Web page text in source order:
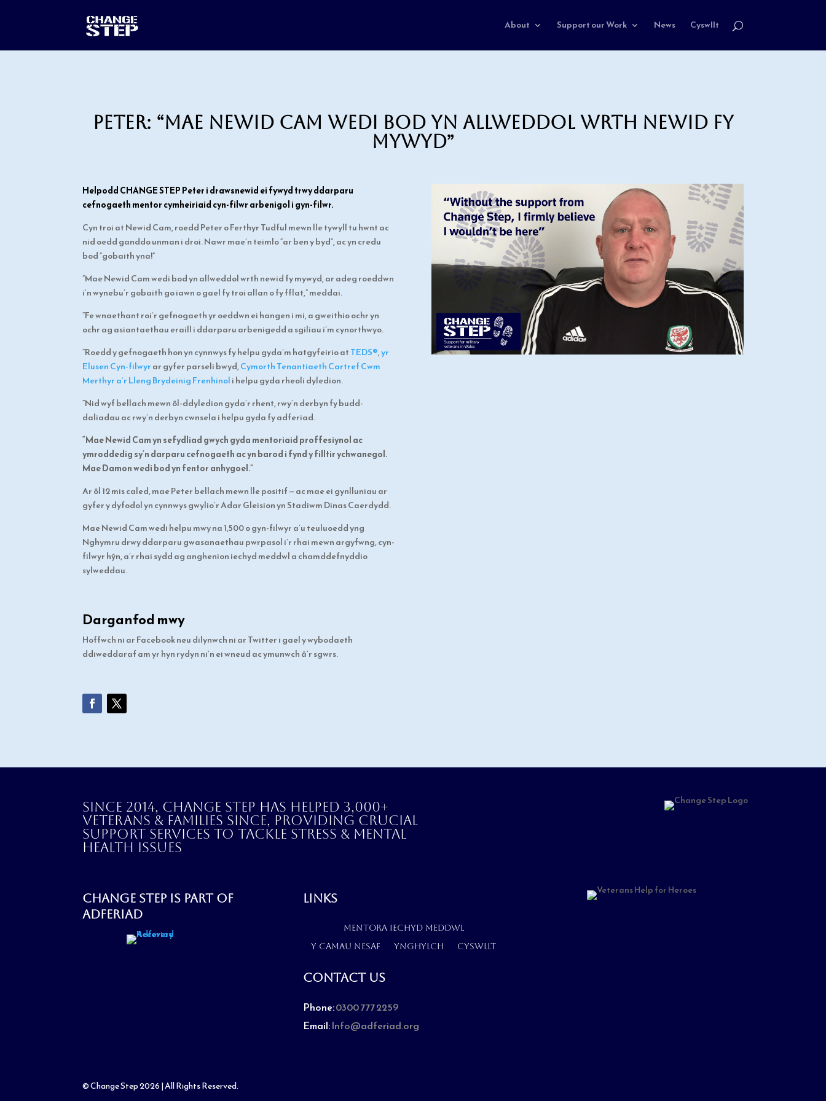
About Support our Work News Cyswllt
Peter: “Mae Newid Cam wedi bod yn allweddol wrth newid fy
mywyd”
Helpodd CHANGE STEP Peter i drawsnewid ei fywyd trwy ddarparu
cefnogaeth mentor cymheiriaid cyn-filwr arbenigol i gyn-filwr.
Cyn troi at Newid Cam, roedd Peter o Ferthyr Tudful mewn lle tywyll tu hwnt ac
nid oedd ganddo unman i droi. Nawr mae’n teimlo “ar ben y byd”, ac yn credu
bod “gobaith yna!”
“Mae Newid Cam wedi bod yn allweddol wrth newid fy mywyd, ar adeg roeddwn
i’n wynebu’r gobaith go iawn o gael fy troi allan o fy fflat,” meddai.
“Fe wnaethant roi’r gefnogaeth yr oeddwn ei hangen i mi, a gweithio ochr yn
ochr ag asiantaethau eraill i ddarparu arbenigedd a sgiliau i’m cynorthwyo.
“Roedd y gefnogaeth hon yn cynnwys fy helpu gyda’m hatgyfeirio atTEDS®,yr
Elusen Cyn-filwyrar gyfer parseli bwyd,Cymorth Tenantiaeth Cartref Cwm
Merthyr a’rLleng Brydeinig Frenhinoli helpu gyda rheoli dyledion.
“Nid wyf bellach mewn ôl-ddyledion gyda’r rhent, rwy’n derbyn fy budd-
daliadau ac rwy’n derbyn cwnsela i helpu gyda fy adferiad.
“Mae Newid Cam yn sefydliad gwych gyda mentoriaid proffesiynol ac
ymroddedig sy’n darparu cefnogaeth ac yn barod i fynd y filltir ychwanegol.
Mae Damon wedi bod yn fentor anhygoel.”
Ar ôl 12 mis caled, mae Peter bellach mewn lle positif—ac mae ei gynlluniau ar
gyfer y dyfodol yn cynnwys gwylio’r Adar Gleision yn Stadiwm Dinas Caerdydd.
Mae Newid Cam wedi helpu mwy na 1,500 o gyn-filwyr a’u teuluoedd yng
Nghymru drwy ddarparu gwasanaethau pwrpasol i’r rhai mewn argyfwng, cyn-
filwyr hŷn, a’r rhai sydd ag anghenion iechyd meddwl a chamddefnyddio
sylweddau.
Darganfod mwy
Hoffwch ni ar Facebook neu dilynwch ni ar Twitter i gael y wybodaeth
ddiweddaraf am yr hyn rydyn ni’n ei wneud ac ymunwch â’r sgwrs.
Since 2014, Change Step has helped 3,000+
veterans & families since, providing crucial
support services to tackle stress & mental
health issues
Change step is part of
Adferiad
Links
Mentora iechyd meddwl
Y camau nesaf
Ynghylch Cyswllt
Contact Us
Phone:0300 777 2259
Email:Info@adferiad.org
© Change Step 2026 | All Rights Reserved.